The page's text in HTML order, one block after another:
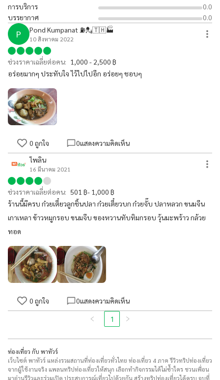
การบริการ
0.0
บรรยากาศ
0.0
P Pond Kumpanat ⛽💂🇹🇭🏭
10 สิงหาคม 2022
ช่วงราคาเฉลี่ยต่อคน: 1,000 - 2,500 ฿
อร่อยมากๆ ประทับใจ ไว้ไปไปอีก อร่อยๆ ชอบๆ
0 ถูกใจ 0แสดงความคิดเห็น
ไพลิน
16 มีนาคม 2021
ช่วงราคาเฉลี่ยต่อคน: 501 ฿- 1,000 ฿
ร้านนี้มีครบ ก๋วยเตี๋ยวลูกชิ้นปลา ก๋วยเตี๋ยวบก ก๋วยจั๊บ ปลาหลวก ขนมจีน
เกาเหลา ข้าวหมูกรอบ ขนมจีบ ของหวานทับทิมกรอบ วุ้นมะพร้าว กล้วย
ทอด
0 ถูกใจ 0แสดงความคิดเห็น
1
ท่องเที่ยว กับ พาทัวร์
เว็บไซต์ พาทัวร์ แหล่งรวมสถานที่ท่องเที่ยวทั่วไทย ท่องเที่ยว 4 ภาค รีวิวทริปท่องเที่ยว
จากผู้ใช้งานจริง แพลนทริปท่องเที่ยวให้สนุก เลือกทำกิจกรรมได้ไม่ซ้ำใคร ชวนเพื่อน
มาอ่านรีวิวและร่วมเปิด ประสบการณ์เที่ยวไปด้วยกัน สร้างทริปท่องเที่ยวได้ครบ จบที่